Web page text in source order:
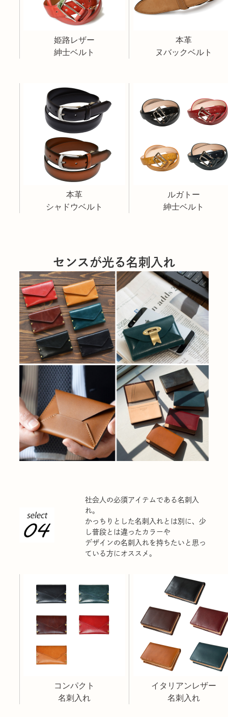
姫路レザー
紳士ベルト
本革
ヌバックベルト
本革
シャドウベルト
ルガトー
紳士ベルト
センスが光る名刺入れ
社会人の必須アイテムである名刺入
れ。
かっちりとした名刺入れとは別に、少
し普段とは違ったカラーや
デザインの名刺入れを持ちたいと思っ
ている方にオススメ。
コンパクト
名刺入れ
イタリアンレザー
名刺入れ